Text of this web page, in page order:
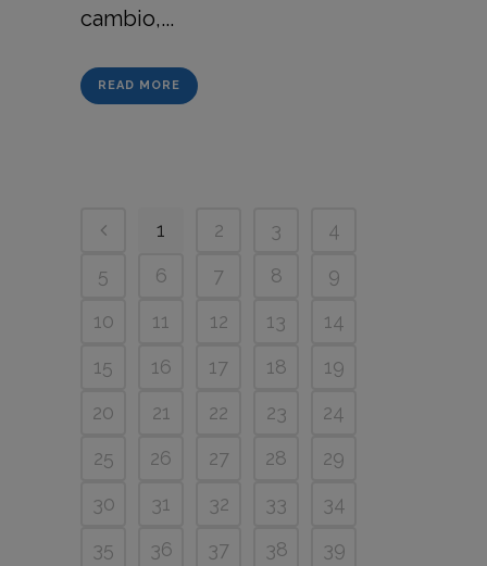
cambio,...
READ MORE
1 2 3
4
5
6 7 8
9
10
11 12 13
14
15
16 17 18
19
20
21 22 23
24
25
26 27 28
29
30
31 32 33
34
35
36 37 38
39